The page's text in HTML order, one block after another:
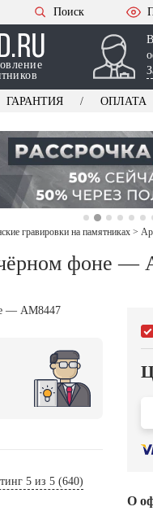
Поиск
ГАРАНТИЯ ОПЛАТА
гравировки на памятниках >
фоне —
5 из 5 (640)
О